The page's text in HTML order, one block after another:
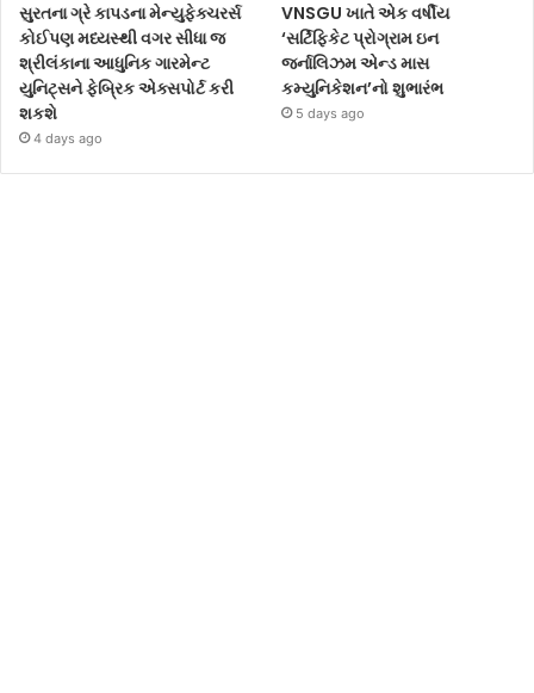
સુરતના ગ્રે કાપડના મેન્યુફેક્ચરર્સ
કોઈપણ મધ્યસ્થી વગર સીધા જ
શ્રીલંકાના આધુનિક ગારમેન્ટ
યુનિટ્સને ફેબ્રિક એક્સપોર્ટ કરી
શકશે
4 days ago
VNSGU ખાતે એક વર્ષીય
‘સર્ટિફિકેટ પ્રોગ્રામ ઇન
જર્નાલિઝમ એન્ડ માસ
કમ્યુનિકેશન’નો શુભારંભ
5 days ago